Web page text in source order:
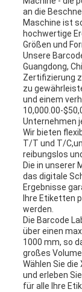
an die
Maschine ist
hochwertige
Größen und
Unsere
Guangdong,
Zertifizierung
zu
und einem
10,000.00-
Unternehmen
Wir bieten
T/T und T/
reibungslos
Die in unserer
das digitale
Ergebnisse
Ihre Etiketten
werden.
Die Barcode
über einen
1000 mm, so
großes
Wählen Sie die
und erleben
für alle Ihre